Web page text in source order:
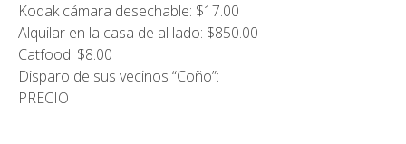
Kodak cámara desechable: $17.00
Alquilar en la casa de al lado: $850.00
Catfood: $8.00
Disparo de sus vecinos “Coño”:
PRECIO